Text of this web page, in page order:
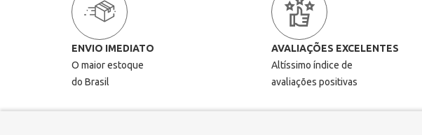
ENVIO IMEDIATO
O maior estoque
do Brasil
AVALIAÇÕES EXCELENTES
Altíssimo índice de
avaliações positivas